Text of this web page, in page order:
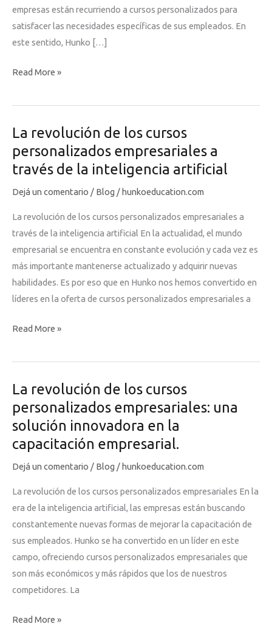
empresas están recurriendo a cursos personalizados para
satisfacer las necesidades específicas de sus empleados. En
este sentido, Hunko […]
La
de
cursos
personalizados
empresariales
Read More »
La revolución de los cursos
personalizados empresariales a
través de la inteligencia artificial
Dejá un comentario / Blog /hunkoeducation.com
La revolución de los cursos personalizados empresariales a
través de la inteligencia artificial En la actualidad, el mundo
empresarial se encuentra en constante evolución y cada vez es
más importante mantenerse actualizado y adquirir nuevas
habilidades. Es por eso que en Hunko nos hemos convertido en
líderes en la oferta de cursos personalizados empresariales a
La
de
cursos
personalizados
empresariales
a
la
inteligencia
artificial
Read More »
La revolución de los cursos
personalizados empresariales: una
solución innovadora en la
capacitación empresarial.
Dejá un comentario / Blog /hunkoeducation.com
La revolución de los cursos personalizados empresariales En la
era de la inteligencia artificial, las empresas están buscando
constantemente nuevas formas de mejorar la capacitación de
sus empleados. Hunko se ha convertido en un líder en este
campo, ofreciendo cursos personalizados empresariales que
son más económicos y más rápidos que los de nuestros
competidores. La
La
Read More »